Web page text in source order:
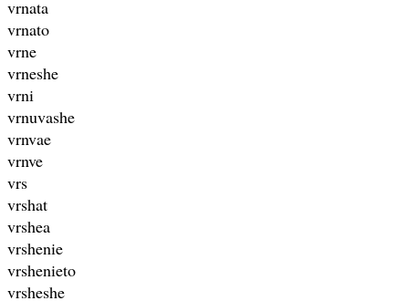
vrnata
vrnato
vrne
vrneshe
vrni
vrnuvashe
vrnvae
vrnve
vrs
vrshat
vrshea
vrshenie
vrshenieto
vrsheshe